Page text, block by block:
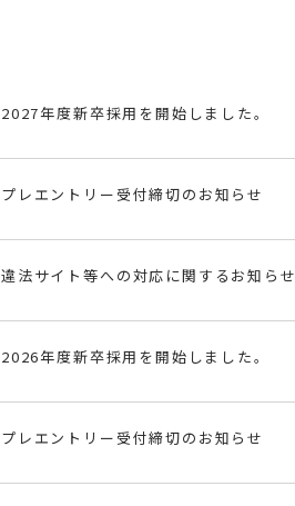
2027年度新卒採用を開始しました。
プレエントリー受付締切のお知らせ
違法サイト等への対応に関するお知らせ
2026年度新卒採用を開始しました。
プレエントリー受付締切のお知らせ